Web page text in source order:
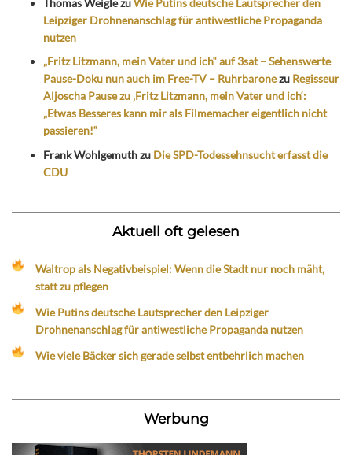
Leipziger Drohnenanschlag für antiwestliche Propaganda
nutzen
„Fritz Litzmann, mein Vater und ich“ auf 3sat – Sehenswerte
Pause-Doku nun auch im Free-TV – Ruhrbaronezu Regisseur
Aljoscha Pause zu ‚Fritz Litzmann, mein Vater und ich‘:
„Etwas Besseres kann mir als Filmemacher eigentlich nicht
passieren!“
Frank Wohlgemuthzu Die SPD-Todessehnsucht erfasst die
CDU
Aktuell oft gelesen
Waltrop als Negativbeispiel: Wenn die Stadt nur noch mäht,
statt zu pflegen
Wie Putins deutsche Lautsprecher den Leipziger
Drohnenanschlag für antiwestliche Propaganda nutzen
Wie viele Bäcker sich gerade selbst entbehrlich machen
Werbung